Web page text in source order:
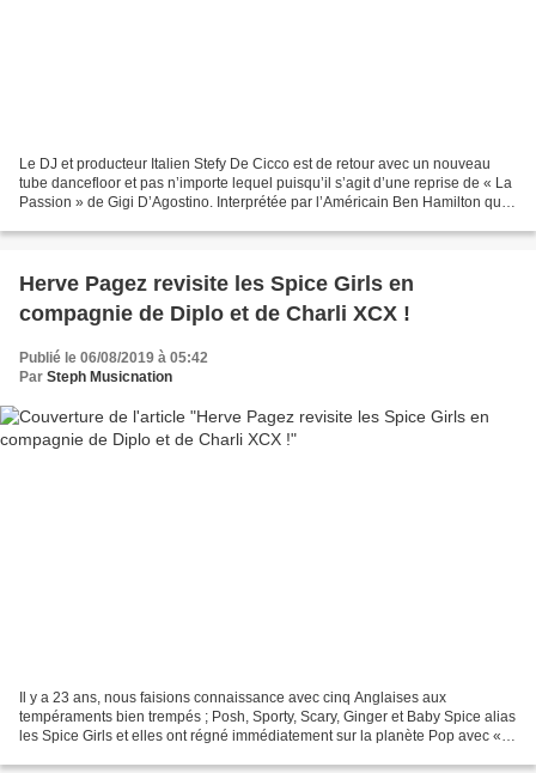
Le DJ et producteur Italien Stefy De Cicco est de retour avec un nouveau
tube dancefloor et pas n’importe lequel puisqu’il s’agit d’une reprise de « La
Passion » de Gigi D’Agostino. Interprétée par l’Américain Ben Hamilton qui
Herve Pagez revisite les Spice Girls en
compagnie de Diplo et de Charli XCX !
Publié le 06/08/2019 à 05:42
Par Steph Musicnation
Il y a 23 ans, nous faisions connaissance avec cinq Anglaises aux
tempéraments bien trempés ; Posh, Sporty, Scary, Ginger et Baby Spice alias
les Spice Girls et elles ont régné immédiatement sur la planète Pop avec «